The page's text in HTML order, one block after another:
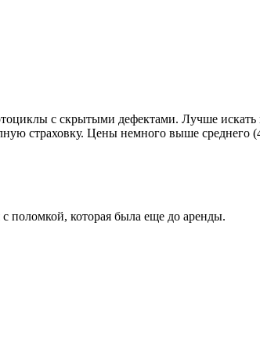
с скрытыми дефектами. Лучше
страховку. Цены немного выше среднего
поломкой, которая была еще до аренды.